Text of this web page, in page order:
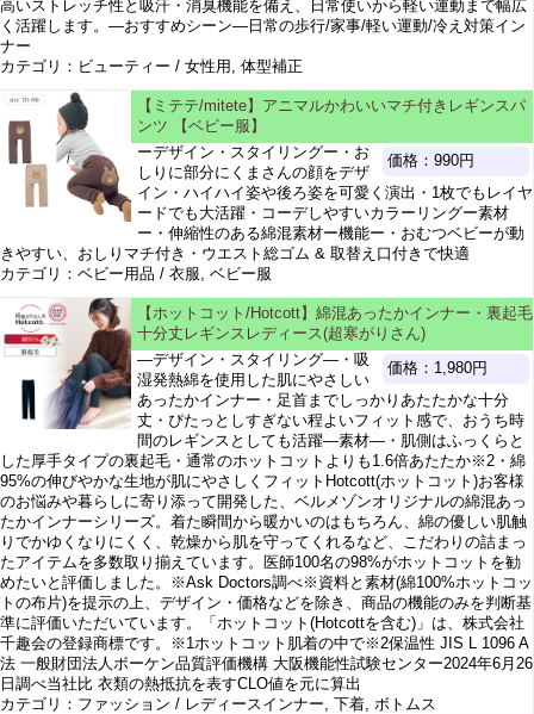
高いストレッチ性と吸汗・消臭機能を備え、日常使いから軽い運動まで幅広
く活躍します。―おすすめシーン―日常の歩行/家事/軽い運動/冷え対策イン
ナー
カテゴリ：ビューティー / 女性用, 体型補正
【ミテテ/mitete】アニマルかわいいマチ付きレギンスパ
ンツ 【ベビー服】
価格：990円
ーデザイン・スタイリングー・お
しりに部分にくまさんの顔をデザ
イン・ハイハイ姿や後ろ姿を可愛く演出・1枚でもレイヤ
ードでも大活躍・コーデしやすいカラーリングー素材
ー・伸縮性のある綿混素材ー機能ー・おむつベビーが動
きやすい、おしりマチ付き・ウエスト総ゴム & 取替え口付きで快適
カテゴリ：ベビー用品 / 衣服, ベビー服
【ホットコット/Hotcott】綿混あったかインナー・裏起毛
十分丈レギンスレディース(超寒がりさん)
価格：1,980円
―デザイン・スタイリング―・吸
湿発熱綿を使用した肌にやさしい
あったかインナー・足首までしっかりあたたかな十分
丈・ぴたっとしすぎない程よいフィット感で、おうち時
間のレギンスとしても活躍―素材―・肌側はふっくらと
した厚手タイプの裏起毛・通常のホットコットよりも1.6倍あたたか※2・綿
95%の伸びやかな生地が肌にやさしくフィットHotcott(ホットコット)お客様
のお悩みや暮らしに寄り添って開発した、ベルメゾンオリジナルの綿混あっ
たかインナーシリーズ。着た瞬間から暖かいのはもちろん、綿の優しい肌触
りでかゆくなりにくく、乾燥から肌を守ってくれるなど、こだわりの詰まっ
たアイテムを多数取り揃えています。医師100名の98%がホットコットを勧
めたいと評価しました。※Ask Doctors調べ※資料と素材(綿100%ホットコッ
トの布片)を提示の上、デザイン・価格などを除き、商品の機能のみを判断基
準に評価いただいています。「ホットコット(Hotcottを含む)」は、株式会社
千趣会の登録商標です。※1ホットコット肌着の中で※2保温性 JIS L 1096 A
法 一般財団法人ボーケン品質評価機構 大阪機能性試験センター2024年6月26
日調べ当社比 衣類の熱抵抗を表すCLO値を元に算出
カテゴリ：ファッション / レディースインナー, 下着, ボトムス